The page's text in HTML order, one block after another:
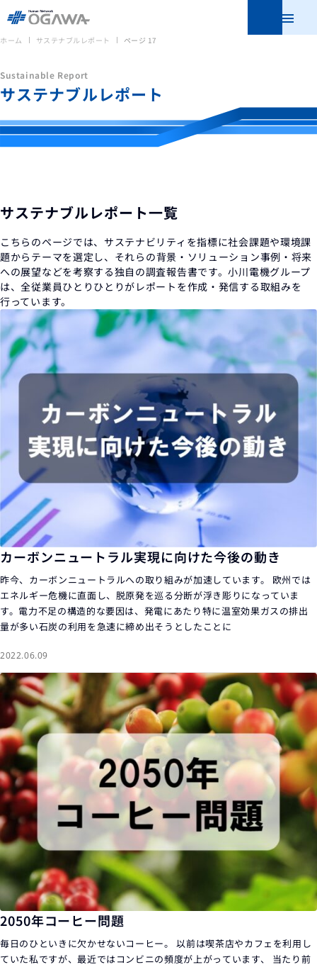
メニュ
ホーム サステナブルレポート ページ 17
Sustainable Report
サステナブルレポート
サステナブルレポート一覧
こちらのページでは、サステナビリティを指標に社会課題や環境課
題からテーマを選定し、 それらの背景・ソリューション事例・将来
への展望などを考察する独自の調査報告書です。小川電機グループ
は、全従業員ひとりひとりがレポートを作成・発信する取組みを
行っています。
カーボンニュートラル実現に向けた今後の動き
昨今、カーボンニュートラルへの取り組みが加速しています。 欧州では
エネルギー危機に直面し、脱原発を巡る分断が浮き彫りになっていま
す。電力不足の構造的な要因は、発電にあたり特に温室効果ガスの排出
量が多い石炭の利用を急速に締め出そうとしたことに
2022.06.09
2050年コーヒー問題
毎日のひといきに欠かせないコーヒー。 以前は喫茶店やカフェを利用し
ていた私ですが、最近ではコンビニの頻度が上がっています、 当たり前